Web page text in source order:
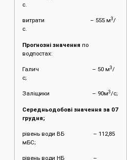
с.
витрати – 555 м3/
с.
Прогнозні значення по
водпостах:
Галич – 50 м3/
с;
Заліщики – 90м3/с;
Середньодобові значення за 07
грудня;
рівень води ВБ – 112,85
мБС;
рівень води НБ –